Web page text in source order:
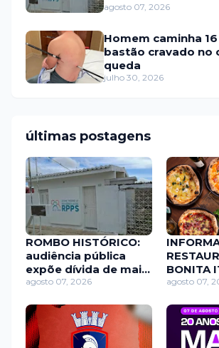
de Itaú RN
agosto 07, 2026
Homem caminha
bastão cravado no
queda
julho 30, 2026
últimas postagens
ROMBO HISTÓRICO:
audiência pública
expõe dívida de mais
de R$ 11 milhões
Itaú RN
agosto 07, 2026
BONITA
TEM
SEXTA-
VENHA
SUA OU
agosto 07,